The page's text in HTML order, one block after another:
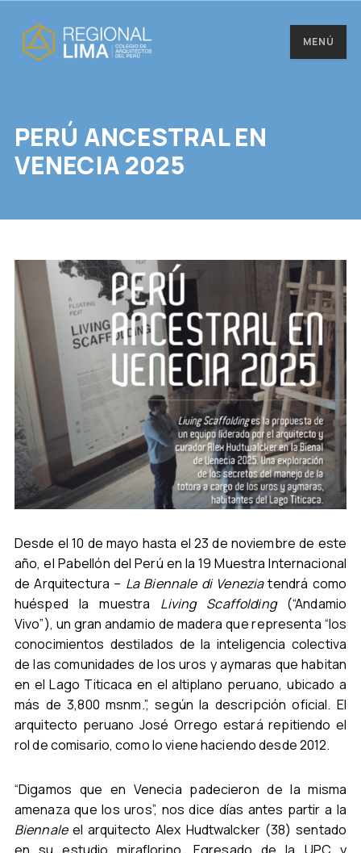
MENÚ
PERÚ ANCESTRAL EN
VENECIA 2025
Desde el 10 de mayo hasta el 23 de noviembre de este
año, el Pabellón del Perú en la 19 Muestra Internacional
de Arquitectura – La Biennale di Veneziatendrá como
huésped la muestra Living Scaffolding(“Andamio
Vivo”), un gran andamio de madera que representa “los
conocimientos destilados de la inteligencia colectiva
de las comunidades de los uros y aymaras que habitan
en el Lago Titicaca en el altiplano peruano, ubicado a
más de 3,800 msnm.”, según la descripción oficial. El
arquitecto peruano José Orrego estará repitiendo el
rol de comisario, como lo viene haciendo desde 2012.
“Digamos que en Venecia padecieron de la misma
amenaza que los uros”, nos dice días antes partir a la
Biennaleel arquitecto Alex Hudtwalcker (38) sentado